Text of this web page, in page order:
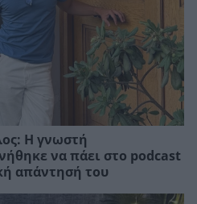
Η γνωστή
να πάει στο podcast
απάντησή του